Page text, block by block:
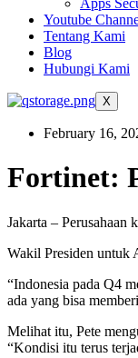
Apps
Youtube
Tentang Kami
Blog
Hubungi Kami
X
February 16,
Fortinet:
Jakarta – Perusahaan
Wakil Presiden untuk
“Indonesia pada Q4
ada yang bisa
Melihat itu, Pete
“Kondisi itu terus